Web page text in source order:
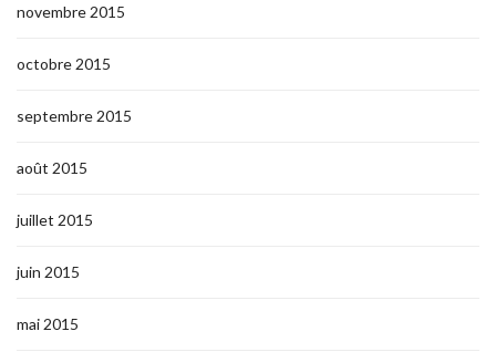
novembre 2015
octobre 2015
septembre 2015
août 2015
juillet 2015
juin 2015
mai 2015